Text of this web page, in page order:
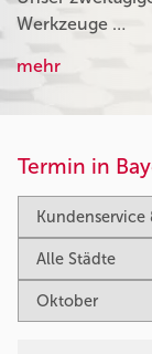
Werkzeuge …
mehr
Termin in